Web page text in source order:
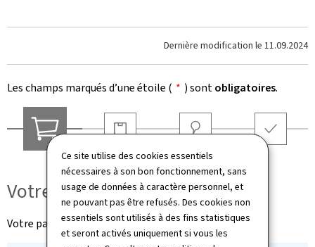
Ce site utilise des cookies essentiels
nécessaires à son bon fonctionnement, sans
usage de données à caractère personnel, et
ne pouvant pas être refusés. Des cookies non
essentiels sont utilisés à des fins statistiques
et seront activés uniquement si vous les
Dernière modification le 11.09.2024
Les champs marqués d’une étoile ( * ) sontobligatoires.
Votre panier Livraison Adresse
Votre panier
Votre panier est vide